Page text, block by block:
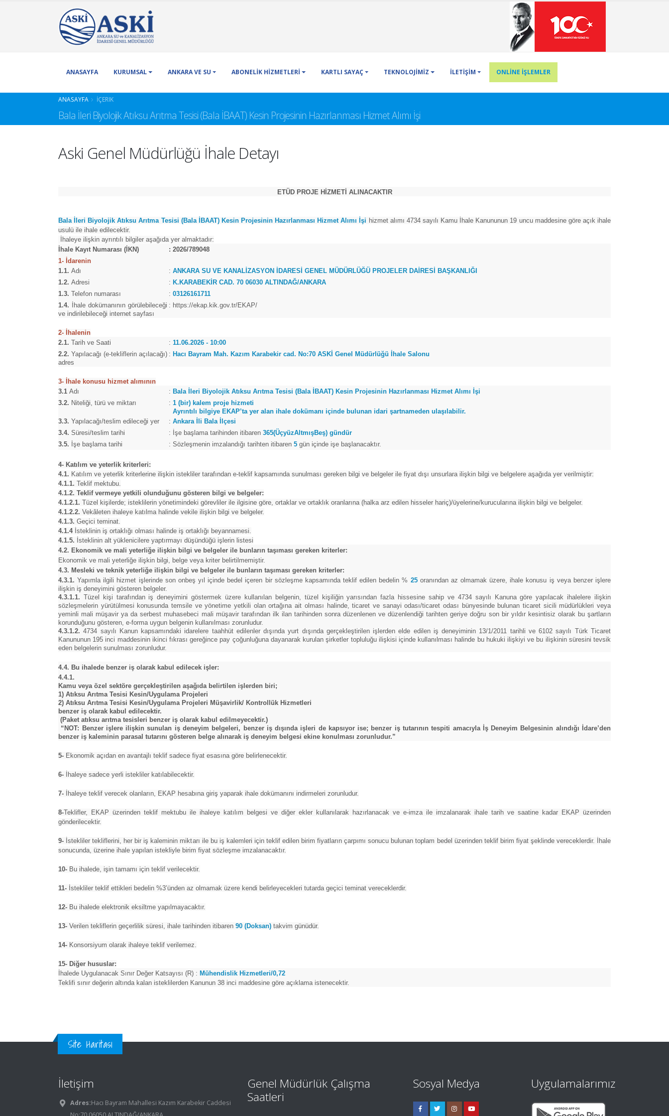
ANASAYFA KURUMSAL ANKARA VE SU ABONELİK HİZMETLERİ KARTLI SAYAÇ TEKNOLOJİMİZ İLETİŞİM ONLİNE İŞLEMLER
ANASAYFA İÇERIK
Bala İleri Biyolojik Atıksu Arıtma Tesisi (Bala İBAAT) Kesin Projesinin Hazırlanması Hizmet Alımı İşi
Aski Genel Müdürlüğü İhale Detayı
ETÜD PROJE HİZMETİ ALINACAKTIR
Bala İleri Biyolojik Atıksu Arıtma Tesisi (Bala İBAAT) Kesin Projesinin Hazırlanması Hizmet Alımı İşi hizmet alımı 4734 sayılı Kamu İhale Kanununun 19 uncu maddesine göre açık ihale
usulü ile ihale edilecektir.
İhaleye ilişkin ayrıntılı bilgiler aşağıda yer almaktadır:
İhale Kayıt Numarası (İKN)
: 2026/789048
1- İdarenin
1.1. Adı : ANKARA SU VE KANALİZASYON İDARESİ GENEL MÜDÜRLÜĞÜ PROJELER DAİRESİ BAŞKANLIĞI
1.2. Adresi : K.KARABEKİR CAD. 70 06030 ALTINDAĞ/ANKARA
1.3. Telefon numarası : 03126161711
1.4. İhale dokümanının görülebileceği
ve indirilebileceği internet sayfası
: https://ekap.kik.gov.tr/EKAP/
2- İhalenin
2.1. Tarih ve Saati : 11.06.2026 - 10:00
2.2. Yapılacağı (e-tekliflerin açılacağı)
adres
: Hacı Bayram Mah. Kazım Karabekir cad. No:70 ASKİ Genel Müdürlüğü İhale Salonu
3- İhale konusu hizmet alımının
3.1 Adı : Bala İleri Biyolojik Atıksu Arıtma Tesisi (Bala İBAAT) Kesin Projesinin Hazırlanması Hizmet Alımı İşi
3.2. Niteliği, türü ve miktarı : 1 (bir) kalem proje hizmeti
Ayrıntılı bilgiye EKAP’ta yer alan ihale dokümanı içinde bulunan idari şartnameden ulaşılabilir.
3.3. Yapılacağı/teslim edileceği yer : Ankara İli Bala İlçesi
3.4. Süresi/teslim tarihi : İşe başlama tarihinden itibaren 365(ÜçyüzAltmışBeş) gündür
3.5. İşe başlama tarihi : Sözleşmenin imzalandığı tarihten itibaren 5 gün içinde işe başlanacaktır.
4- Katılım ve yeterlik kriterleri:
4.1. Katılım ve yeterlik kriterlerine ilişkin istekliler tarafından e-teklif kapsamında sunulması gereken bilgi ve belgeler ile fiyat dışı unsurlara ilişkin bilgi ve belgelere aşağıda yer verilmiştir:
4.1.1. Teklif mektubu.
4.1.2. Teklif vermeye yetkili olunduğunu gösteren bilgi ve belgeler:
4.1.2.1. Tüzel kişilerde; isteklilerin yönetimindeki görevliler ile ilgisine göre, ortaklar ve ortaklık oranlarına (halka arz edilen hisseler hariç)/üyelerine/kurucularına ilişkin bilgi ve belgeler.
4.1.2.2. Vekâleten ihaleye katılma halinde vekile ilişkin bilgi ve belgeler.
4.1.3. Geçici teminat.
4.1.4 İsteklinin iş ortaklığı olması halinde iş ortaklığı beyannamesi.
4.1.5. İsteklinin alt yüklenicilere yaptırmayı düşündüğü işlerin listesi
4.2. Ekonomik ve mali yeterliğe ilişkin bilgi ve belgeler ile bunların taşıması gereken kriterler:
Ekonomik ve mali yeterliğe ilişkin bilgi, belge veya kriter belirtilmemiştir.
4.3. Mesleki ve teknik yeterliğe ilişkin bilgi ve belgeler ile bunların taşıması gereken kriterler:
4.3.1.Yapımla ilgili hizmet işlerinde son onbeş yıl içinde bedel içeren bir sözleşme kapsamında teklif edilen bedelin % 25oranından az olmamak üzere, ihale konusu iş veya benzer işlere
ilişkin iş deneyimini gösteren belgeler.
4.3.1.1. Tüzel kişi tarafından iş deneyimini göstermek üzere kullanılan belgenin, tüzel kişiliğin yarısından fazla hissesine sahip ve 4734 sayılı Kanuna göre yapılacak ihalelere ilişkin
sözleşmelerin yürütülmesi konusunda temsile ve yönetime yetkili olan ortağına ait olması halinde, ticaret ve sanayi odası/ticaret odası bünyesinde bulunan ticaret sicili müdürlükleri veya
yeminli mali müşavir ya da serbest muhasebeci mali müşavir tarafından ilk ilan tarihinden sonra düzenlenen ve düzenlendiği tarihten geriye doğru son bir yıldır kesintisiz olarak bu şartların
korunduğunu gösteren, e-forma uygun belgenin kullanılması zorunludur.
4.3.1.2. 4734 sayılı Kanun kapsamındaki idarelere taahhüt edilenler dışında yurt dışında gerçekleştirilen işlerden elde edilen iş deneyiminin 13/1/2011 tarihli ve 6102 sayılı Türk Ticaret
Kanununun 195 inci maddesinin ikinci fıkrası gereğince pay çoğunluğuna dayanarak kurulan şirketler topluluğu ilişkisi içinde kullanılması halinde bu hukuki ilişkiyi ve bu ilişkinin süresini tevsik
eden belgelerin sunulması zorunludur.
4.4. Bu ihalede benzer iş olarak kabul edilecek işler:
4.4.1.
Kamu veya özel sektöre gerçekleştirilen aşağıda belirtilen işlerden biri;
1) Atıksu Arıtma Tesisi Kesin/Uygulama Projeleri
2) Atıksu Arıtma Tesisi Kesin/Uygulama Projeleri Müşavirlik/ Kontrollük Hizmetleri
benzer iş olarak kabul edilecektir.
(Paket atıksu arıtma tesisleri benzer iş olarak kabul edilmeyecektir.)
“NOT: Benzer işlere ilişkin sunulan iş deneyim belgeleri, benzer iş dışında işleri de kapsıyor ise; benzer iş tutarının tespiti amacıyla İş Deneyim Belgesinin alındığı İdare’den
benzer iş kaleminin parasal tutarını gösteren belge alınarak iş deneyim belgesi ekine konulması zorunludur.”
5- Ekonomik açıdan en avantajlı teklif sadece fiyat esasına göre belirlenecektir.
6- İhaleye sadece yerli istekliler katılabilecektir.
7- İhaleye teklif verecek olanların, EKAP hesabına giriş yaparak ihale dokümanını indirmeleri zorunludur.
8-Teklifler, EKAP üzerinden teklif mektubu ile ihaleye katılım belgesi ve diğer ekler kullanılarak hazırlanacak ve e-imza ile imzalanarak ihale tarih ve saatine kadar EKAP üzerinden
gönderilecektir.
9- İstekliler tekliflerini, her bir iş kaleminin miktarı ile bu iş kalemleri için teklif edilen birim fiyatların çarpımı sonucu bulunan toplam bedel üzerinden teklif birim fiyat şeklinde vereceklerdir. İhale
sonucunda, üzerine ihale yapılan istekliyle birim fiyat sözleşme imzalanacaktır.
10- Bu ihalede, işin tamamı için teklif verilecektir.
11- İstekliler teklif ettikleri bedelin %3’ünden az olmamak üzere kendi belirleyecekleri tutarda geçici teminat vereceklerdir.
12- Bu ihalede elektronik eksiltme yapılmayacaktır.
13- Verilen tekliflerin geçerlilik süresi, ihale tarihinden itibaren 90 (Doksan) takvim günüdür.
14- Konsorsiyum olarak ihaleye teklif verilemez.
15- Diğer hususlar:
İhalede Uygulanacak Sınır Değer Katsayısı (R) : Mühendislik Hizmetleri/0,72
Teklifi sınır değerin altında kalan isteklilerden Kanunun 38 inci maddesine göre açıklama istenecektir.
Site Haritası
İletişim
Adres:Hacı Bayram Mahallesi Kazım Karabekir Caddesi
Genel Müdürlük Çalışma
Saatleri
Sosyal Medya Uygulamalarımız